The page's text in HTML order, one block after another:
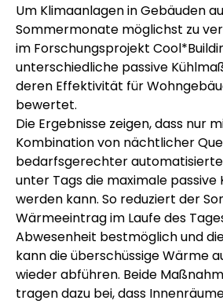
Um Klimaanlagen in Gebäuden
Sommermonate möglichst zu
im Forschungsprojekt
unterschiedliche passive
deren Effektivität für
bewertet.
Die Ergebnisse zeigen, dass nur
Kombination von nächtlicher
bedarfsgerechter
unter Tags die maximale passive
werden kann. So reduziert der
Wärmeeintrag im Laufe des
Abwesenheit bestmöglich und
kann die überschüssige Wärme
wieder abführen. Beide
tragen dazu bei, dass